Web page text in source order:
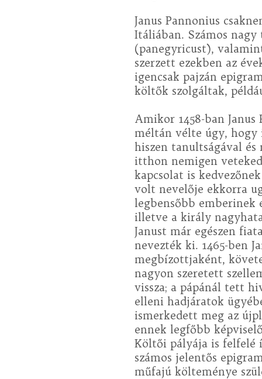
Janus Pannonius
Itáliában. Számos
(panegyricust),
szerzett ezekben az
igencsak pajzán
költők szolgáltak,
Amikor 1458-ban
méltán vélte úgy, hogy
hiszen tanultságával
itthon nemigen
kapcsolat is
volt nevelője ekkorra
legbensőbb emberinek
illetve a király
Janust már egészen
nevezték ki. 1465-ben
megbízottjaként,
nagyon szeretett
vissza; a pápánál tett
elleni hadjáratok
ismerkedett meg az
ennek legfőbb
Költői pályája is felfelé
számos jelentős
műfajú költeménye